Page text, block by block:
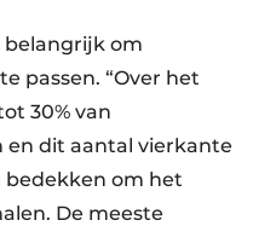
belangrijk om
passen. “Over het
30% van
en dit aantal vierkante
om het
De meeste